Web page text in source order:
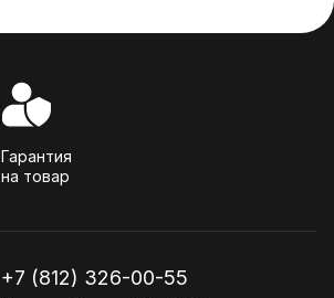
Гарантия
на товар
+7 (812) 326-00-55